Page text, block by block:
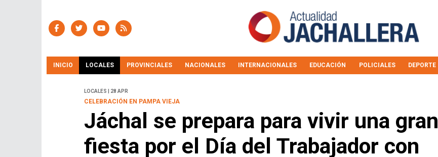
INICIO LOCALES PROVINCIALES NACIONALES INTERNACIONALES EDUCACIÓN POLICIALES DEPORTE
LOCALES | 28 APR
CELEBRACIÓN EN PAMPA VIEJA
Jáchal se prepara para vivir una gran
fiesta por el Día del Trabajador con